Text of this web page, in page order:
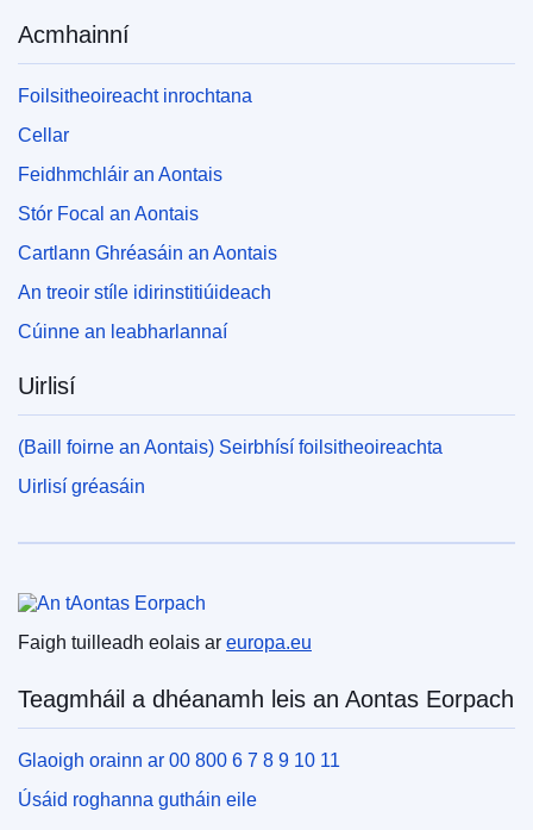
Acmhainní
Foilsitheoireacht inrochtana
Cellar
Feidhmchláir an Aontais
Stór Focal an Aontais
Cartlann Ghréasáin an Aontais
An treoir stíle idirinstitiúideach
Cúinne an leabharlannaí
Uirlisí
(Baill foirne an Aontais) Seirbhísí foilsitheoireachta
Uirlisí gréasáin
An tAontas Eorpach
Faigh tuilleadh eolais ar europa.eu
Teagmháil a dhéanamh leis an Aontas Eorpach
Glaoigh orainn ar 00 800 6 7 8 9 10 11
Úsáid roghanna gutháin eile